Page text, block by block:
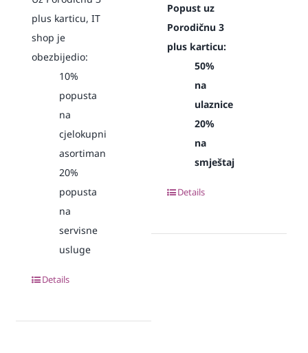
plus karticu, IT
shop je
obezbijedio:
10%
popusta
na
cjelokupni
asortiman
20%
popusta
na
servisne
usluge
Details
Popust uz
Porodičnu 3
plus karticu:
50%
na
ulaznice
20%
na
smještaj
Details